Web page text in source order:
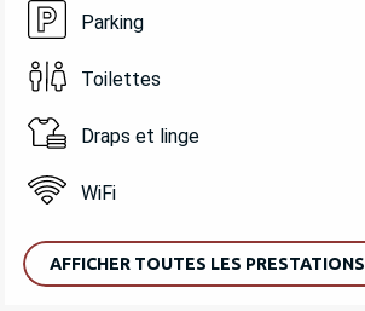
Parking
Toilettes
Draps et linge
WiFi
AFFICHER TOUTES LES PRESTATIONS